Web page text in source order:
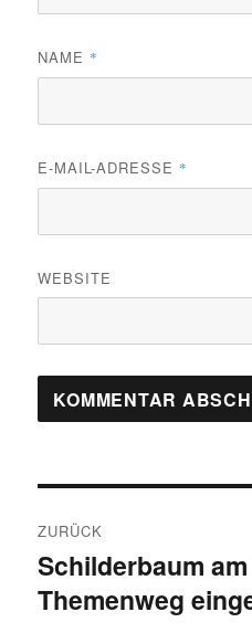
NAME *
E-MAIL-ADRESSE *
WEBSITE
ZURÜCK
Vorheriger
Beitrag:
Schilderbaum
Themenweg